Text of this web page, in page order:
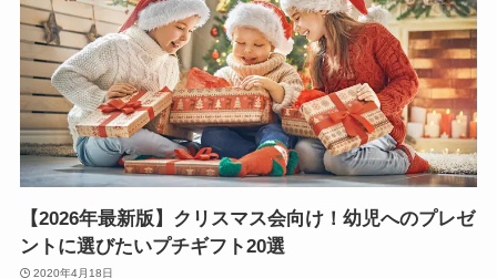
【2026年最新版】クリスマス会向け！幼児へのプレゼ
ントに選びたいプチギフト20選
2020年4月18日